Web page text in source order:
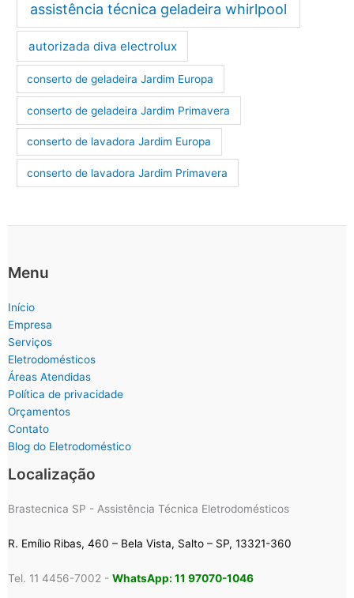
assistência técnica geladeira whirlpool
autorizada diva electrolux
conserto de geladeira Jardim Europa
conserto de geladeira Jardim Primavera
conserto de lavadora Jardim Europa
conserto de lavadora Jardim Primavera
Menu
Início
Empresa
Serviços
Eletrodomésticos
Áreas Atendidas
Política de privacidade
Orçamentos
Contato
Blog do Eletrodoméstico
Localização
Brastecnica SP - Assistência Técnica Eletrodomésticos
R. Emílio Ribas, 460 – Bela Vista, Salto – SP, 13321-360
Tel. 11 4456-7002 - WhatsApp: 11 97070-1046